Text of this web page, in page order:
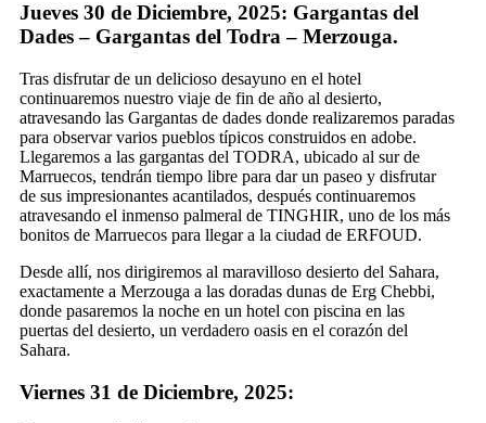
Jueves 30 de Diciembre, 2025: Gargantas del
Dades – Gargantas del Todra – Merzouga.
Tras disfrutar de un delicioso desayuno en el hotel
continuaremos nuestro viaje de fin de año al desierto,
atravesando las Gargantas de dades donde realizaremos paradas
para observar varios pueblos típicos construidos en adobe.
Llegaremos a las gargantas del TODRA, ubicado al sur de
Marruecos, tendrán tiempo libre para dar un paseo y disfrutar
de sus impresionantes acantilados, después continuaremos
atravesando el inmenso palmeral de TINGHIR, uno de los más
bonitos de Marruecos para llegar a la ciudad de ERFOUD.
Desde allí, nos dirigiremos al maravilloso desierto del Sahara,
exactamente a Merzouga a las doradas dunas de Erg Chebbi,
donde pasaremos la noche en un hotel con piscina en las
puertas del desierto, un verdadero oasis en el corazón del
Sahara.
Viernes 31 de Diciembre, 2025: